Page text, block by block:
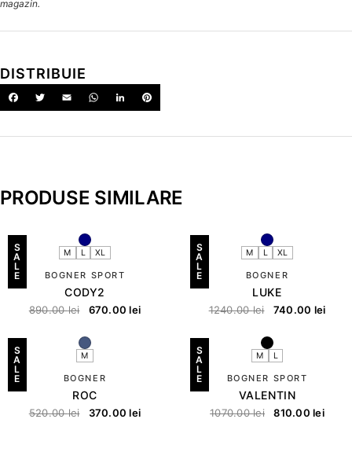
magazin.
DISTRIBUIE
PRODUSE SIMILARE
S
A
L
E
M L XL
BOGNER SPORT
CODY2
890.00lei 670.00lei
S
A
L
E
M L XL
BOGNER
LUKE
1240.00lei 740.00 lei
S
A
L
E
M
BOGNER
ROC
520.00lei 370.00lei
S
A
L
E
M L
BOGNER SPORT
VALENTIN
1070.00lei 810.00lei